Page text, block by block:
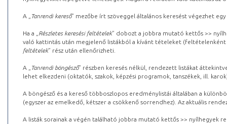
A „ Tanrendi kereső” mezőbe írt szöveggel általános keresést végezhet
Ha a „ Részletes keresési feltételek” dobozt a jobbra mutató kettős >>
való kattintás után megjelenő listákból a kívánt tételeket (feltételenként
feltételek” rész után ellenőrizheti.
A „ Tanrendi böngésző” részben keresés nélkül, rendezett listákat
lehet elkezdeni (oktatók, szakok, képzési programok, tanszékek, ill.
A böngésző és a kereső többoszlopos eredménylistái általában a
(egyszer az emelkedő, kétszer a csökkenő sorrendhez). Az aktuális
A listák sorainak a végén található jobbra mutató kettős >> nyílhegyek